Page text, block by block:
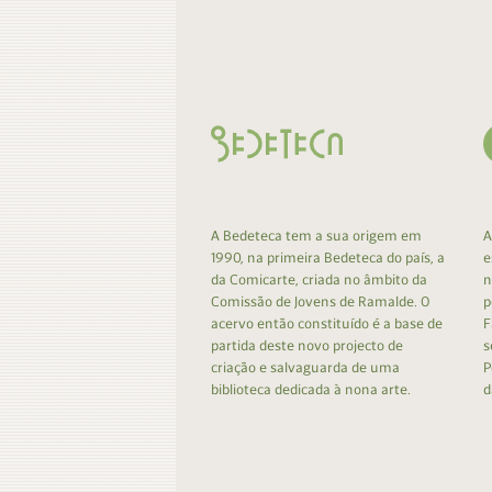
A Bedeteca tem a sua origem em
1990, na primeira Bedeteca do país, a
da Comicarte, criada no âmbito da
Comissão de Jovens de Ramalde. O
acervo então constituído é a base de
partida deste novo projecto de
criação e salvaguarda de uma
biblioteca dedicada à nona arte.